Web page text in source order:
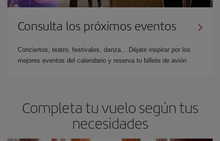
Consulta los próximos eventos
Conciertos, teatro, festivales, danza... Déjate inspirar por los
mejores eventos del calendario y reserva tu billete de avión
Completa tu vuelo según tus
necesidades